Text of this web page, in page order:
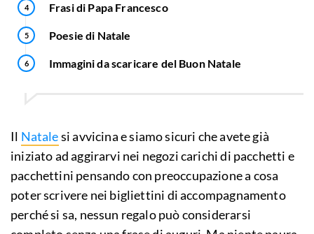
Frasi di Papa Francesco
Poesie di Natale
Immagini da scaricare del Buon Natale
Il Natalesi avvicina e siamo sicuri che avete già
iniziato ad aggirarvi nei negozi carichi di pacchetti e
pacchettini pensando con preoccupazione a cosa
poter scrivere nei bigliettini di accompagnamento
perché si sa, nessun regalo può considerarsi